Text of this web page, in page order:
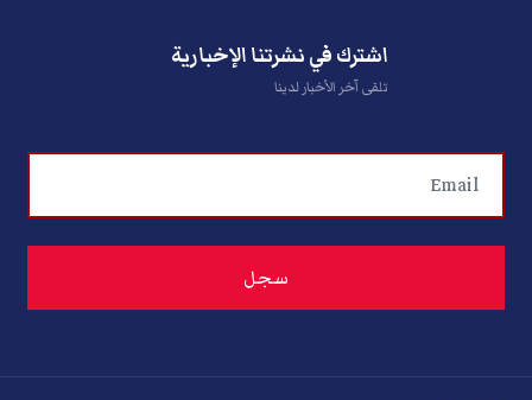
اشترك في نشرتنا الإخبارية
تلقى آخر الأخبار لدينا